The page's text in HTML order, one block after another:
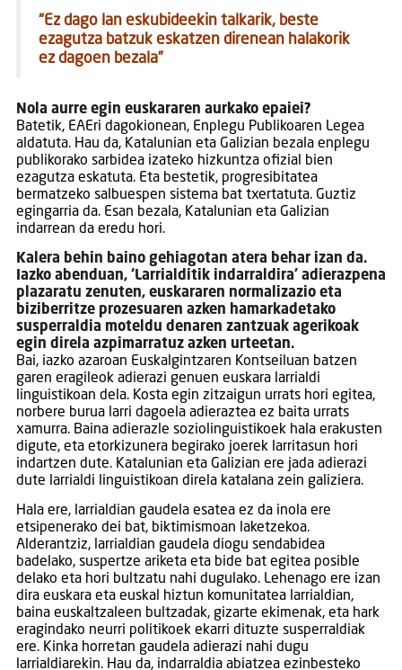
“Ez dago lan eskubideekin talkarik, beste
ezagutza batzuk eskatzen direnean halakorik
ez dagoen bezala”
Nola aurre egin euskararen aurkako epaiei?
Batetik, EAEri dagokionean, Enplegu Publikoaren Legea
aldatuta. Hau da, Katalunian eta Galizian bezala enplegu
publikorako sarbidea izateko hizkuntza ofizial bien
ezagutza eskatuta. Eta bestetik, progresibitatea
bermatzeko salbuespen sistema bat txertatuta. Guztiz
egingarria da. Esan bezala, Katalunian eta Galizian
indarrean da eredu hori.
Kalera behin baino gehiagotan atera behar izan da.
Iazko abenduan, ‘Larrialditik indarraldira’ adierazpena
plazaratu zenuten, euskararen normalizazio eta
biziberritze prozesuaren azken hamarkadetako
susperraldia moteldu denaren zantzuak agerikoak
egin direla azpimarratuz azken urteetan.
Bai, iazko azaroan Euskalgintzaren Kontseiluan batzen
garen eragileok adierazi genuen euskara larrialdi
linguistikoan dela. Kosta egin zitzaigun urrats hori egitea,
norbere burua larri dagoela adieraztea ez baita urrats
xamurra. Baina adierazle soziolinguistikoek hala erakusten
digute, eta etorkizunera begirako joerek larritasun hori
indartzen dute. Katalunian eta Galizian ere jada adierazi
dute larrialdi linguistikoan direla katalana zein galiziera.
Hala ere, larrialdian gaudela esatea ez da inola ere
etsipenerako dei bat, biktimismoan laketzekoa.
Alderantziz, larrialdian gaudela diogu sendabidea
badelako, suspertze ariketa eta bide bat egitea posible
delako eta hori bultzatu nahi dugulako. Lehenago ere izan
dira euskara eta euskal hiztun komunitatea larrialdian,
baina euskaltzaleen bultzadak, gizarte ekimenak, eta hark
eragindako neurri politikoek ekarri dituzte susperraldiak
ere. Kinka horretan gaudela adierazi nahi dugu
larrialdiarekin. Hau da, indarraldia abiatzea ezinbesteko